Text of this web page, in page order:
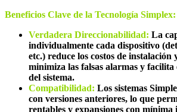
Beneficios Clave de la Tecnología Simplex:
Verdadera Direccionabilidad: La
individualmente cada dispositivo
etc.) reduce los costos de
minimiza las falsas alarmas y facilita
del sistema.
Compatibilidad: Los sistemas
con versiones anteriores, lo que
rentables y expansiones con